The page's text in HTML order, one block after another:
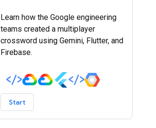
Learn how the Google engineering
teams created a multiplayer
crossword using Gemini, Flutter, and
Firebase.
Start